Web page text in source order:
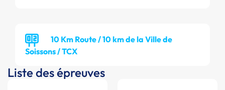
10 Km Route / 10 km de la Ville de
Soissons / TCX
Liste des épreuves